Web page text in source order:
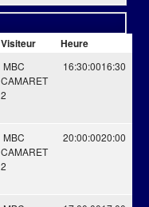
Visiteur Heure
MBC
CAMARET
2
16:30:0016:30
MBC
CAMARET
2
20:00:0020:00